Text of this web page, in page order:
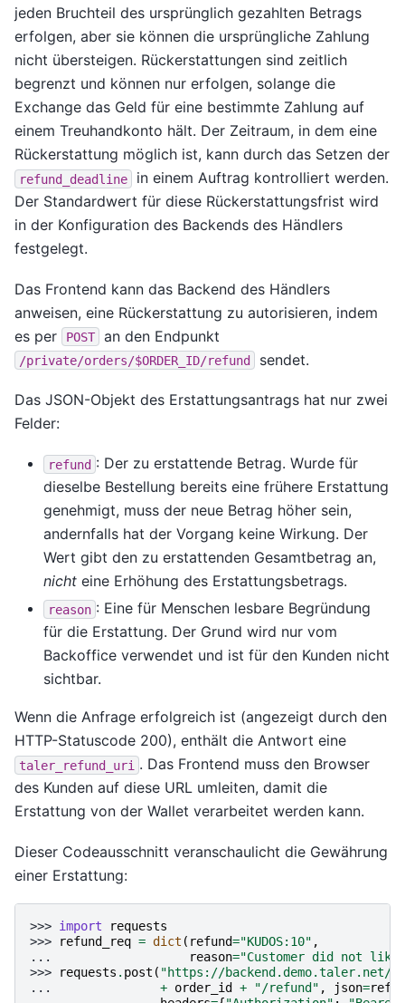
jeden Bruchteil des ursprünglich gezahlten Betrags
erfolgen, aber sie können die ursprüngliche Zahlung
nicht übersteigen. Rückerstattungen sind zeitlich
begrenzt und können nur erfolgen, solange die
Exchange das Geld für eine bestimmte Zahlung auf
einem Treuhandkonto hält. Der Zeitraum, in dem eine
Rückerstattung möglich ist, kann durch das Setzen der
refund_deadline
in einem Auftrag kontrolliert werden.
Der Standardwert für diese Rückerstattungsfrist wird
in der Konfiguration des Backends des Händlers
festgelegt.
Das Frontend kann das Backend des Händlers
anweisen, eine Rückerstattung zu autorisieren, indem
es per
POST an den Endpunkt
/private/orders/$ORDER_ID/refund sendet.
Das JSON-Objekt des Erstattungsantrags hat nur zwei
Felder:
refund : Der zu erstattende Betrag. Wurde für
dieselbe Bestellung bereits eine frühere Erstattung
genehmigt, muss der neue Betrag höher sein,
andernfalls hat der Vorgang keine Wirkung. Der
Wert gibt den zu erstattenden Gesamtbetrag an,
nicht eine Erhöhung des Erstattungsbetrags.
reason : Eine für Menschen lesbare Begründung
für die Erstattung. Der Grund wird nur vom
Backoffice verwendet und ist für den Kunden nicht
sichtbar.
Wenn die Anfrage erfolgreich ist (angezeigt durch den
HTTP-Statuscode 200), enthält die Antwort eine
taler_refund_uri . Das Frontend muss den Browser
des Kunden auf diese URL umleiten, damit die
Erstattung von der Wallet verarbeitet werden kann.
Dieser Codeausschnitt veranschaulicht die Gewährung
einer Erstattung:
>>> import
requests
>>>
refund_req = dict ( refund="KUDOS:10" ,
...
reason="Customer did not like
>>>
requests . post ( "https://backend.demo.taler.net/
...
+ order_id + "/refund " , json=